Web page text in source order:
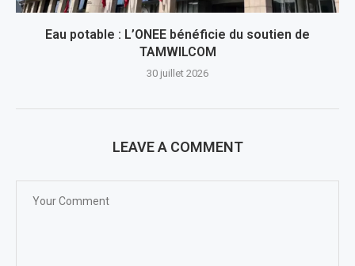
Eau potable : L’ONEE bénéficie du soutien de
TAMWILCOM
30 juillet 2026
LEAVE A COMMENT